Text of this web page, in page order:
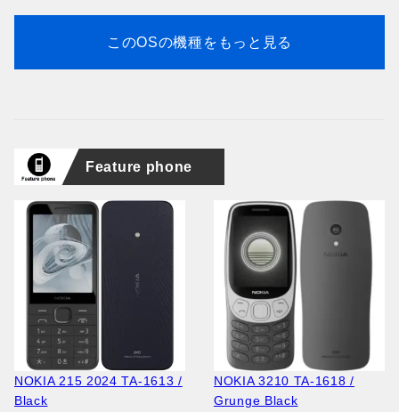
このOSの機種をもっと見る
Feature phone
NOKIA 215 2024 TA-1613 /
Black
NOKIA 3210 TA-1618 /
Grunge Black